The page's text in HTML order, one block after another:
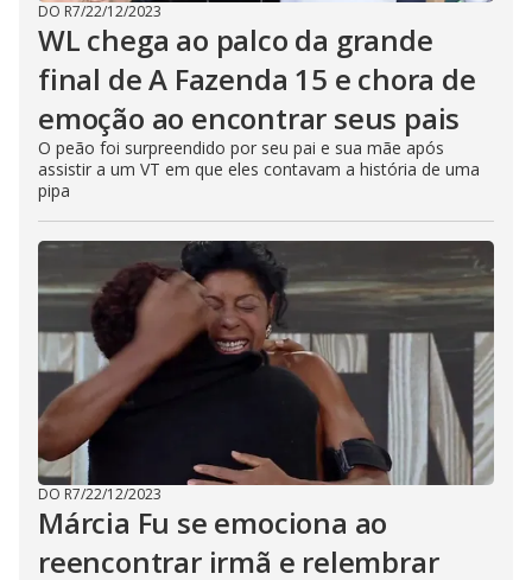
DO R7/22/12/2023
WL chega ao palco da grande
final de A Fazenda 15 e chora de
emoção ao encontrar seus pais
O peão foi surpreendido por seu pai e sua mãe após
assistir a um VT em que eles contavam a história de uma
pipa
DO R7/22/12/2023
Márcia Fu se emociona ao
reencontrar irmã e relembrar